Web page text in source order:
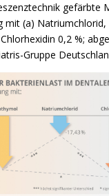
gefärbte
mit (a)
0,2 %;
Gruppe